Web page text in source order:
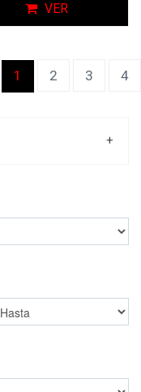
VER
1 (current)
2 3 4
+